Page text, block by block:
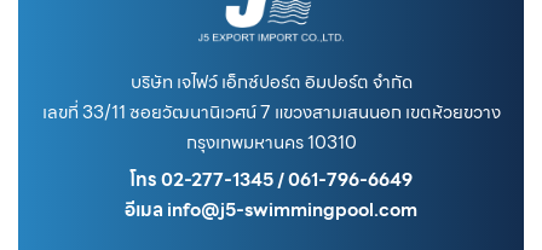
บริษัท เจไฟว์ เอ็กซ์ปอร์ต อิมปอร์ต จำกัด
เลขที่ 33/11 ซอยวัฒนานิเวศน์ 7 แขวงสามเสนนอก เขตห้วยขวาง
กรุงเทพมหานคร 10310
โทร 02-277-1345 / 061-796-6649
อีเมล info@j5-swimmingpool.com